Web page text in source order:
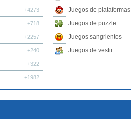
+4273
+718
+2257
+240
+322
+1982
Juegos de plataformas
Juegos de puzzle
Juegos sangrientos
Juegos de vestir